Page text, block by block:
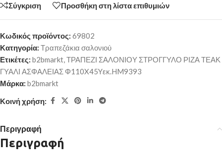
Σύγκριση Προσθήκη στη λίστα επιθυμιών
Κωδικός προϊόντος: 69802
Κατηγορία: Τραπεζάκια σαλονιού
Ετικέτες: b2bmarkt,ΤΡΑΠΕΖΙ ΣΑΛΟΝΙΟΥ ΣΤΡΟΓΓΥΛΟ ΡΙΖΑ ΤΕΑΚ
ΓΥΑΛΙ ΑΣΦΑΛΕΙΑΣ Φ110X45Yεκ.HM9393
Μάρκα: b2bmarkt
Κοινή χρήση:
Περιγραφή
Περιγραφή